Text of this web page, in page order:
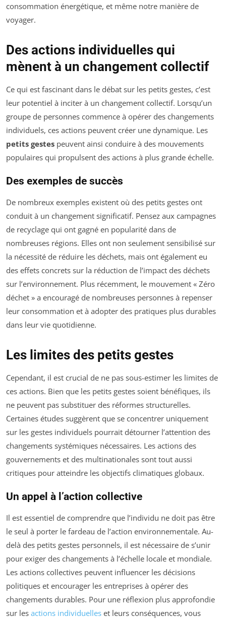
consommation énergétique, et même notre manière de
voyager.
Des actions individuelles qui
mènent à un changement collectif
Ce qui est fascinant dans le débat sur les petits gestes, c’est
leur potentiel à inciter à un changement collectif. Lorsqu’un
groupe de personnes commence à opérer des changements
individuels, ces actions peuvent créer une dynamique. Les
petits gestes peuvent ainsi conduire à des mouvements
populaires qui propulsent des actions à plus grande échelle.
Des exemples de succès
De nombreux exemples existent où des petits gestes ont
conduit à un changement significatif. Pensez aux campagnes
de recyclage qui ont gagné en popularité dans de
nombreuses régions. Elles ont non seulement sensibilisé sur
la nécessité de réduire les déchets, mais ont également eu
des effets concrets sur la réduction de l’impact des déchets
sur l’environnement. Plus récemment, le mouvement « Zéro
déchet » a encouragé de nombreuses personnes à repenser
leur consommation et à adopter des pratiques plus durables
dans leur vie quotidienne.
Les limites des petits gestes
Cependant, il est crucial de ne pas sous-estimer les limites de
ces actions. Bien que les petits gestes soient bénéfiques, ils
ne peuvent pas substituer des réformes structurelles.
Certaines études suggèrent que se concentrer uniquement
sur les gestes individuels pourrait détourner l’attention des
changements systémiques nécessaires. Les actions des
gouvernements et des multinationales sont tout aussi
critiques pour atteindre les objectifs climatiques globaux.
Un appel à l’action collective
Il est essentiel de comprendre que l’individu ne doit pas être
le seul à porter le fardeau de l’action environnementale. Au-
delà des petits gestes personnels, il est nécessaire de s’unir
pour exiger des changements à l’échelle locale et mondiale.
Les actions collectives peuvent influencer les décisions
politiques et encourager les entreprises à opérer des
changements durables. Pour une réflexion plus approfondie
sur les actions individuelles et leurs conséquences, vous